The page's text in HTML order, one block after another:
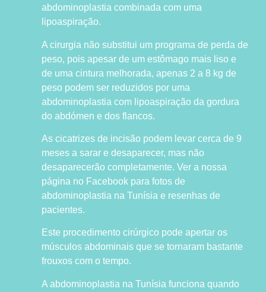
abdominoplastia combinada com uma
lipoaspiração.
A cirurgia não substitui um programa de perda de
peso, pois apesar de um estômago mais liso e
de uma cintura melhorada, apenas 2 a 8 kg de
peso podem ser reduzidos por uma
abdominoplastia com lipoaspiração da gordura
do abdómen e dos flancos.
As cicatrizes de incisão podem levar cerca de 9
meses a sarar e desaparecer, mas não
desaparecerão completamente. Ver a nossa
página no Facebook para fotos de
abdominoplastia na Tunísia e resenhas de
pacientes.
Este procedimento cirúrgico pode apertar os
músculos abdominais que se tornaram bastante
frouxos com o tempo.
A abdominoplastia na Tunísia funciona quando